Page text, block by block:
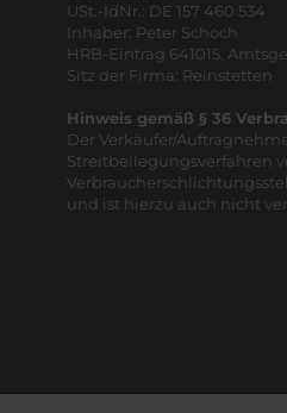
USt.-IdNr.: DE 157 460 534
Inhaber: Peter Schoch
HRB-Eintrag 641015,
Sitz der Firma: Reinstetten
Hinweis gemäß § 36
Der Verkäufer/
Streitbeilegungsverfahren
und ist hierzu auch nicht